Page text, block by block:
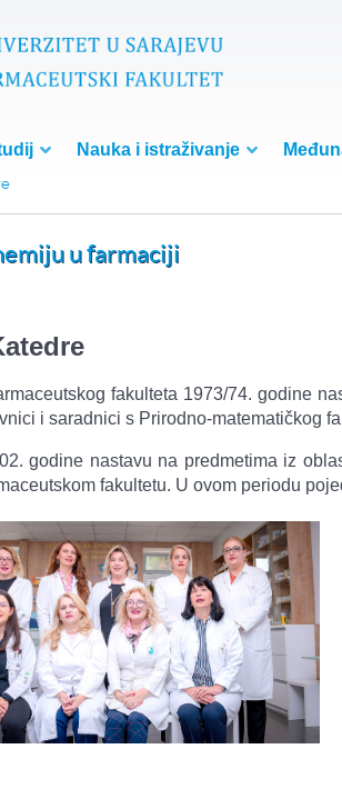
Nauka i istraživanje
u farmaciji
fakulteta 1973/74. godine
i saradnici s Prirodno-matematičkog
godine nastavu na predmetima iz
fakultetu. U ovom periodu